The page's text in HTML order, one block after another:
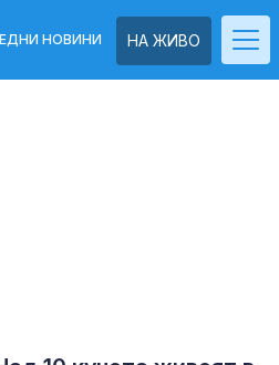
НА ЖИВО
НОВИНИ